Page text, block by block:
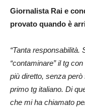
Giornalista Rai e
provato quando è
“Tanta
“contaminare” il tg
più diretto, senza però
primo tg italiano. Di
che mi ha chiamato